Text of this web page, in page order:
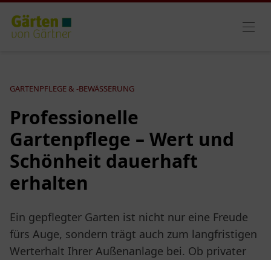
GARTENPFLEGE & -BEWÄSSERUNG
Professionelle
Gartenpflege – Wert und
Schönheit dauerhaft
erhalten
Ein gepflegter Garten ist nicht nur eine Freude
fürs Auge, sondern trägt auch zum langfristigen
Werterhalt Ihrer Außenanlage bei. Ob privater